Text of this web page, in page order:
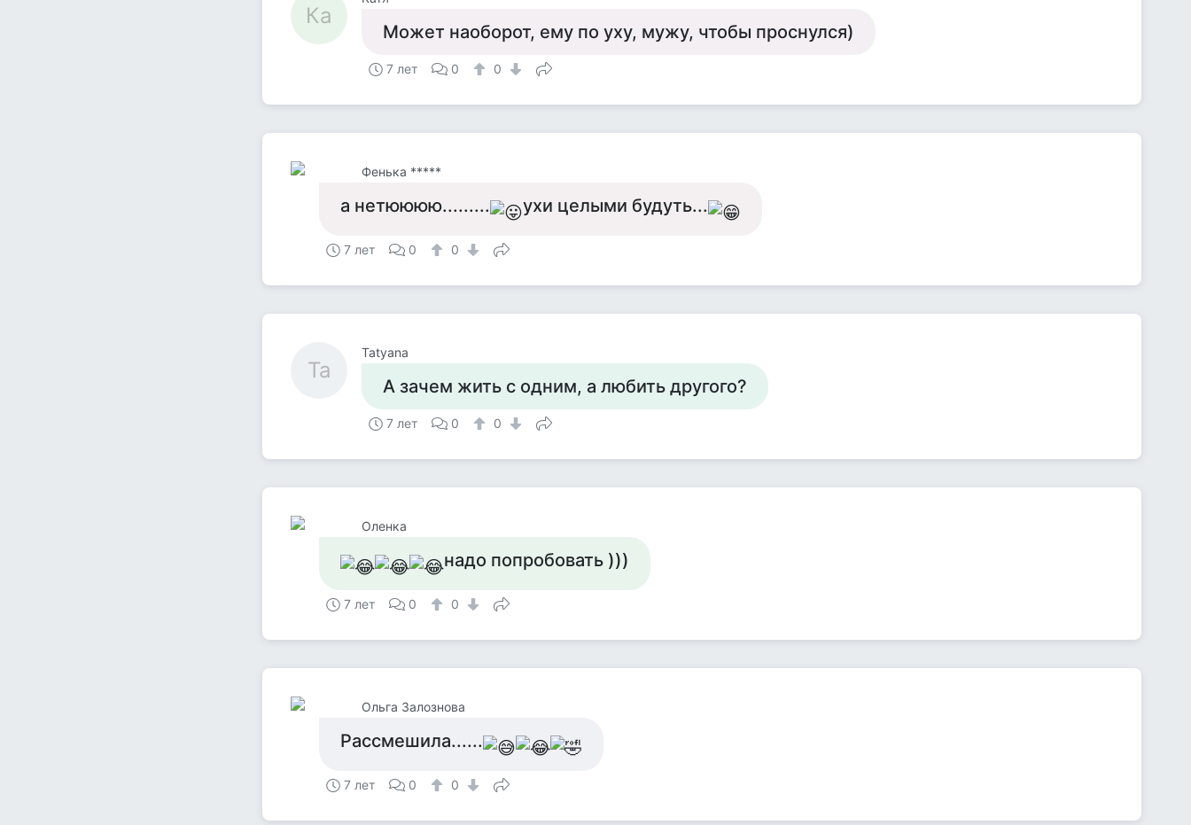
Ка
Может наоборот, ему по уху, мужу, чтобы проснулся)
7 лет 0 0
Фенька *****
а нетюююю......... ухи целыми будуть...
7 лет 0 0
Ta
Tatyana
А зачем жить с одним, а любить другого?
7 лет 0 0
Оленка
надо попробовать )))
7 лет 0 0
Ольга Залознова
Рассмешила......
7 лет 0 0